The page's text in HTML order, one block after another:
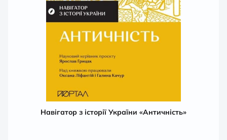
Навігатор з історії України «Античність»